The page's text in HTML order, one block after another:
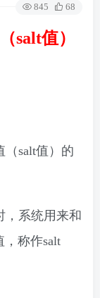
845 68
salt值）
，系统用来和
，称作salt